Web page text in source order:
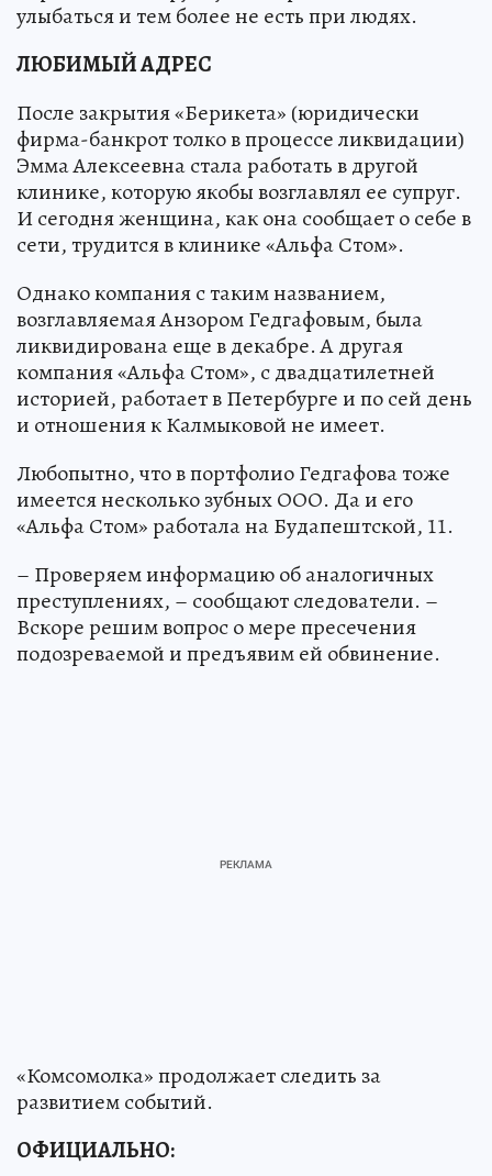
улыбаться и тем более не есть при людях.
ЛЮБИМЫЙ АДРЕС
После закрытия «Берикета» (юридически
фирма-банкрот толко в процессе ликвидации)
Эмма Алексеевна стала работать в другой
клинике, которую якобы возглавлял ее супруг.
И сегодня женщина, как она сообщает о себе в
сети, трудится в клинике «Альфа Стом».
Однако компания с таким названием,
возглавляемая Анзором Гедгафовым, была
ликвидирована еще в декабре. А другая
компания «Альфа Стом», с двадцатилетней
историей, работает в Петербурге и по сей день
и отношения к Калмыковой не имеет.
Любопытно, что в портфолио Гедгафова тоже
имеется несколько зубных ООО. Да и его
«Альфа Стом» работала на Будапештской, 11.
– Проверяем информацию об аналогичных
преступлениях, – сообщают следователи. –
Вскоре решим вопрос о мере пресечения
подозреваемой и предъявим ей обвинение.
«Комсомолка» продолжает следить за
развитием событий.
ОФИЦИАЛЬНО: